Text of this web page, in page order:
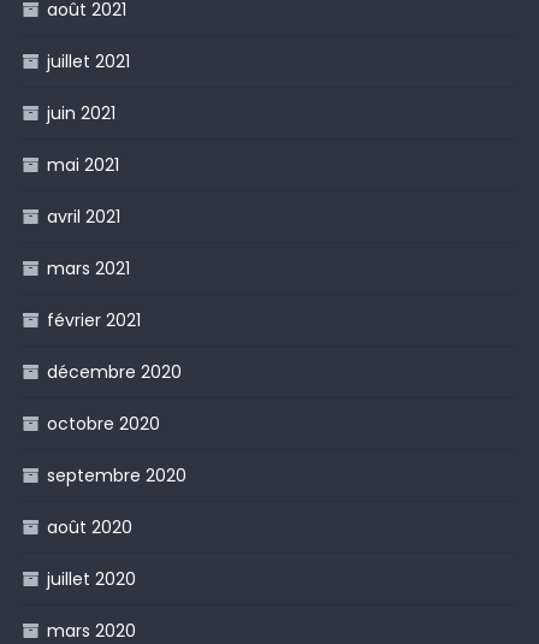
août 2021
juillet 2021
juin 2021
mai 2021
avril 2021
mars 2021
février 2021
décembre 2020
octobre 2020
septembre 2020
août 2020
juillet 2020
mars 2020